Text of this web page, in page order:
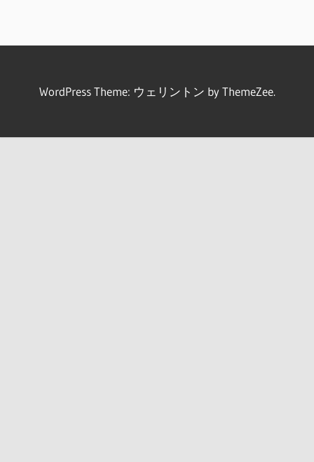
WordPress Theme: ウェリントン by ThemeZee.